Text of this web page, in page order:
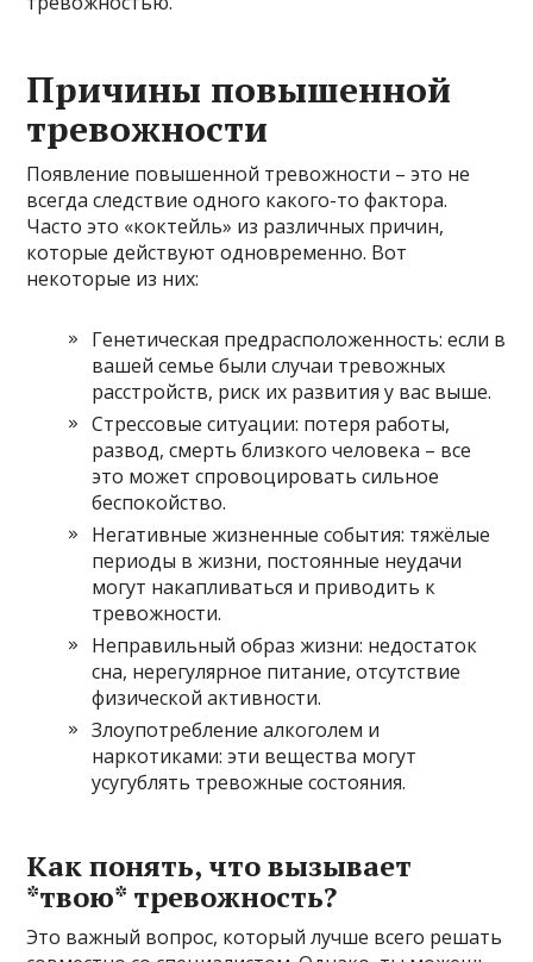
Причины повышенной
тревожности
Появление повышенной тревожности – это не
всегда следствие одного какого-то фактора.
Часто это «коктейль» из различных причин,
которые действуют одновременно. Вот
некоторые из них:
Генетическая предрасположенность: если в
вашей семье были случаи тревожных
расстройств, риск их развития у вас выше.
Стрессовые ситуации: потеря работы,
развод, смерть близкого человека – все
это может спровоцировать сильное
беспокойство.
Негативные жизненные события: тяжёлые
периоды в жизни, постоянные неудачи
могут накапливаться и приводить к
тревожности.
Неправильный образ жизни: недостаток
сна, нерегулярное питание, отсутствие
физической активности.
Злоупотребление алкоголем и
наркотиками: эти вещества могут
усугублять тревожные состояния.
Как понять, что вызывает
*твою* тревожность?
Это важный вопрос, который лучше всего решать